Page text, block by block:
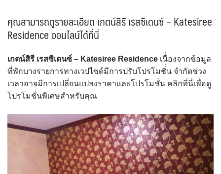
คุณสามารถดูรายละเอียด เกตน์สิรี เรสซิเดนซ์ – Katesiree
Residence ออนไลน์ได้ที่นี่
เกตน์สิรี เรสซิเดนซ์ – Katesiree Residence เนื่่องจากข้อมูล
ที่พักบางรายการทางเวปไซด์มีการปรับโปรโมชั่่น จำกัดช่วง
เวลาอาจมีการเปลี่ยนแปลงราคาและโปรโมชั่น คลิกที่นี่เพื่อดู
โปรโมชั่นพิเศษสำหรับคุณ